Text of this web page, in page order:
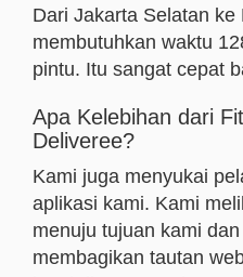
Dari Jakarta Selatan
membutuhkan waktu
pintu. Itu sangat cepat
Apa Kelebihan dari
Deliveree?
Kami juga menyukai
aplikasi kami. Kami
menuju tujuan kami
membagikan tautan